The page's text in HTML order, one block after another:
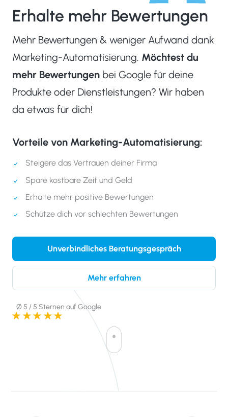
Erhalte mehr Bewertungen
Mehr Bewertungen & weniger Aufwand dank
Marketing-Automatisierung. Möchtest du
mehr Bewertungen bei Google für deine
Produkte oder Dienstleistungen? Wir haben
da etwas für dich!
Vorteile von Marketing-Automatisierung:
Steigere das Vertrauen deiner Firma
Spare kostbare Zeit und Geld
Erhalte mehr positive Bewertungen
Schütze dich vor schlechten Bewertungen
Unverbindliches Beratungsgespräch
Mehr erfahren
Ø 5 / 5 Sternen auf Google